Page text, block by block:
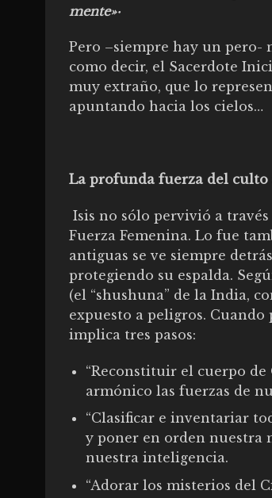
mente»·
Pero –siempre hay un pero-
como decir, el Sacerdote
muy extraño, que lo
apuntando hacia los cielos…
La profunda fuerza del culto
Isis no sólo pervivió a
Fuerza Femenina. Lo fue
antiguas se ve siempre
protegiendo su espalda.
(el “shushuna” de la India,
expuesto a peligros. Cuando
implica tres pasos:
“Reconstituir el cuerpo
armónico las fuerzas de
“Clasificar e inventariar
y poner en orden nuestra
nuestra inteligencia.
“Adorar los misterios del